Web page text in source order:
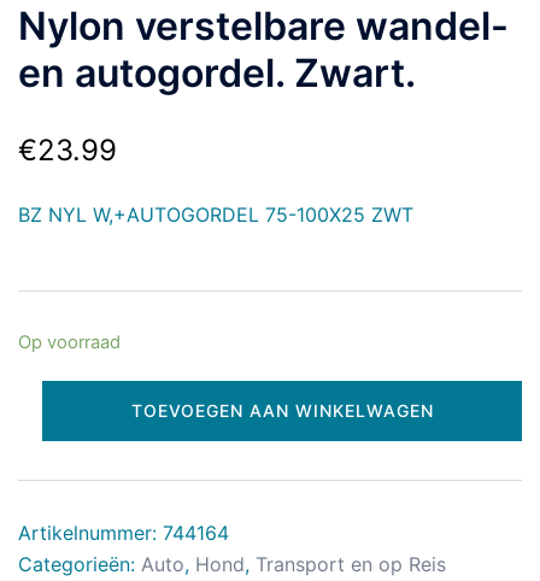
Nylon verstelbare wandel-
en autogordel. Zwart.
€23.99
BZ NYL W,+AUTOGORDEL 75-100X25 ZWT
Op voorraad
TOEVOEGEN AAN WINKELWAGEN
Artikelnummer: 744164
Categorieën: Auto, Hond, Transport en op Reis